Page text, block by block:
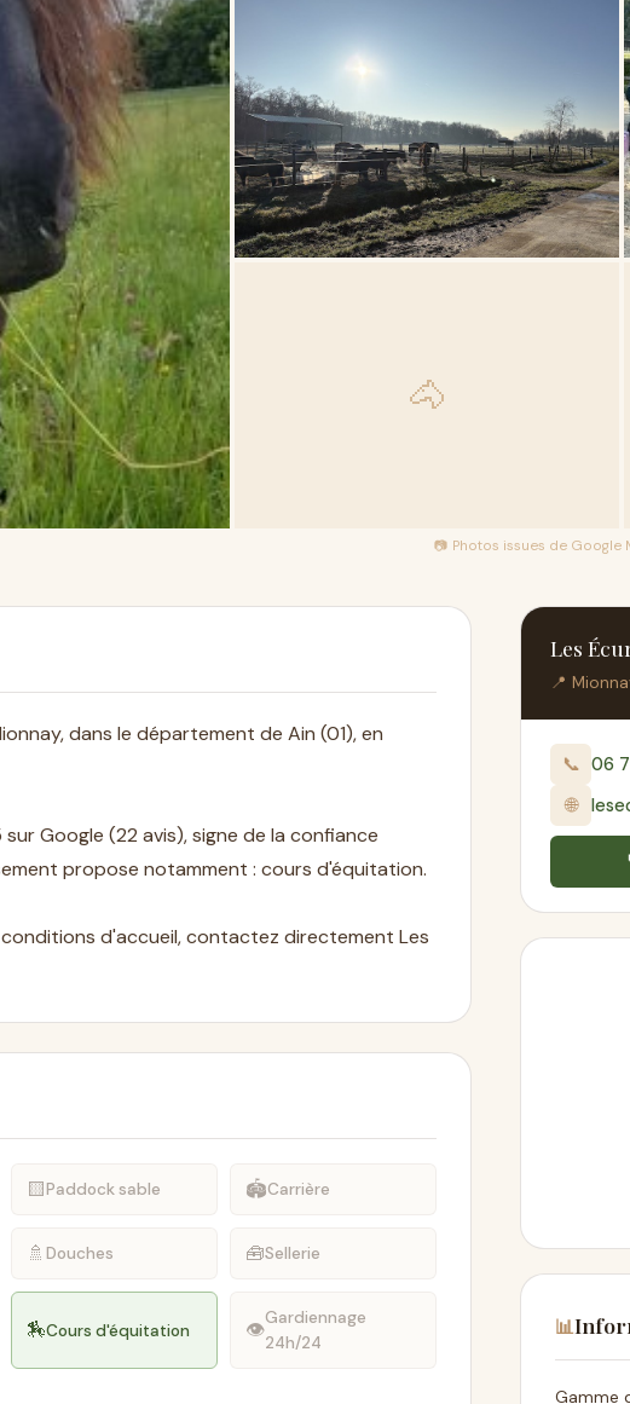
🐴
📷 Photos issues de Google
dans le département de Ain (01), en
Google (22 avis), signe de la confiance
propose notamment : cours d'équitation.
d'accueil, contactez directement Les
🟨Paddock sable 🏟️Carrière
🚿 Douches 🧰Sellerie
🏇Cours d'équitation 👁Gardiennage
24h/24
Les
📍
📞 06
🌐
📊
Gamme